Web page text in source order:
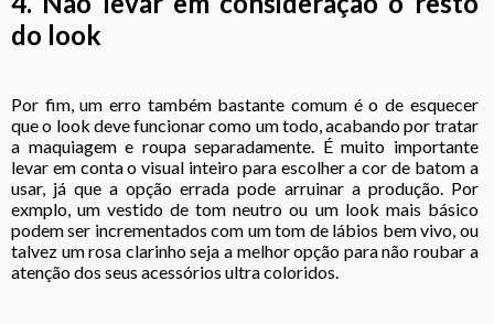
do look
Por fim, um erro também bastante comum é o de esquecer
que o look deve funcionar como um todo, acabando por tratar
a maquiagem e roupa separadamente. É muito importante
levar em conta o visual inteiro para escolher a cor de batom a
usar, já que a opção errada pode arruinar a produção. Por
exmplo, um vestido de tom neutro ou um look mais básico
podem ser incrementados com um tom de lábios bem vivo, ou
talvez um rosa clarinho seja a melhor opção para não roubar a
atenção dos seus acessórios ultra coloridos.